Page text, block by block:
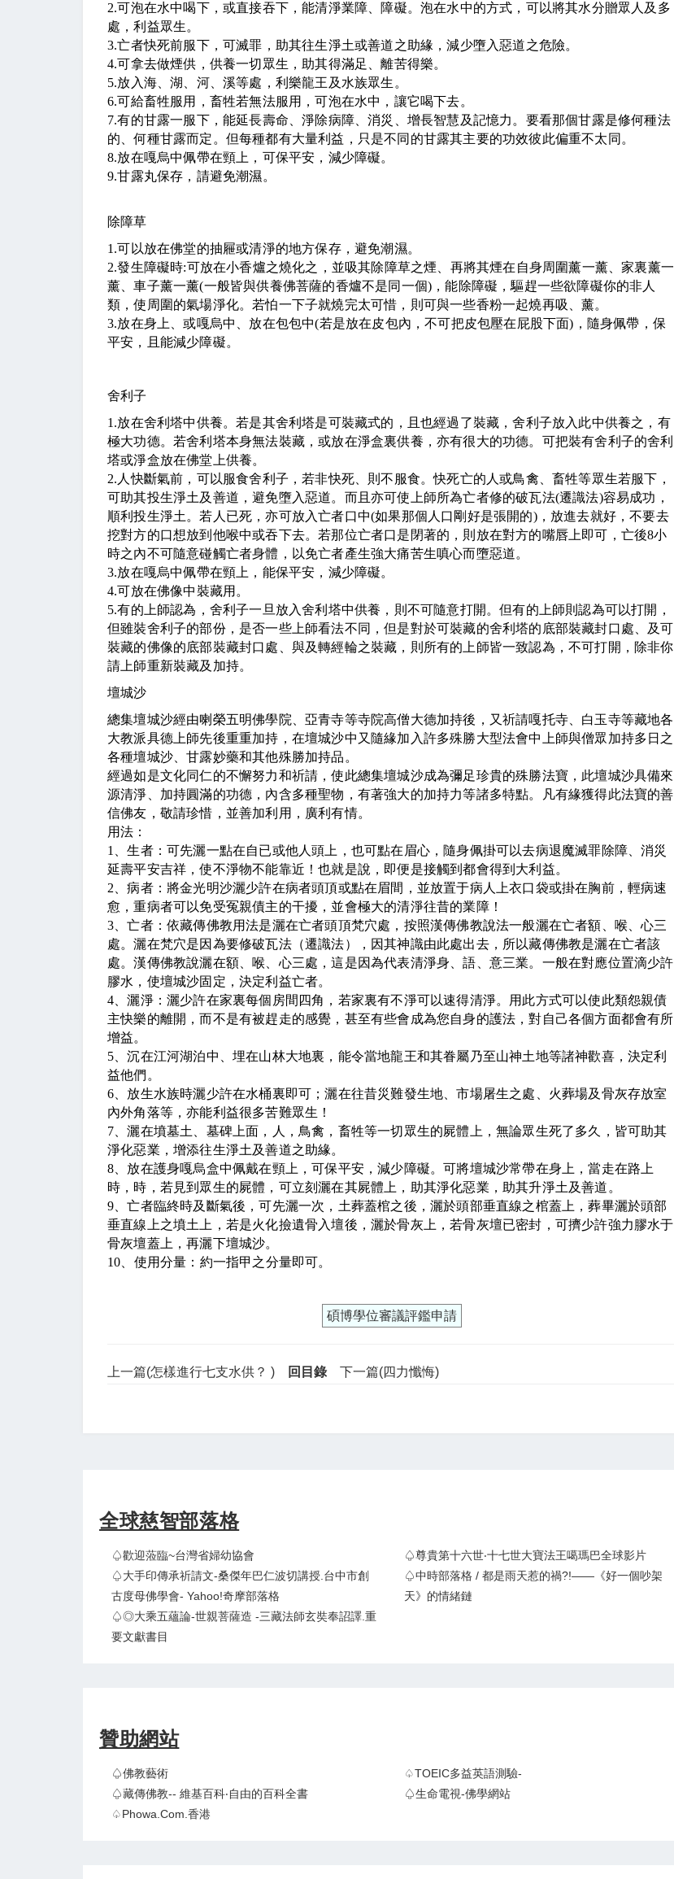
2.可泡在水中喝下，或直接吞下，能清淨業障、障礙。泡在水中的方式，可以將其水分贈眾人及多
處，利益眾生。
3.亡者快死前服下，可滅罪，助其往生淨土或善道之助緣，減少墮入惡道之危險。
4.可拿去做煙供，供養一切眾生，助其得滿足、離苦得樂。
5.放入海、湖、河、溪等處，利樂龍王及水族眾生。
6.可給畜牲服用，畜牲若無法服用，可泡在水中，讓它喝下去。
7.有的甘露一服下，能延長壽命、淨除病障、消災、增長智慧及記憶力。要看那個甘露是修何種法
的、何種甘露而定。但每種都有大量利益，只是不同的甘露其主要的功效彼此偏重不太同。
8.放在嘎烏中佩帶在頸上，可保平安，減少障礙。
9.甘露丸保存，請避免潮濕。
除障草
1.可以放在佛堂的抽屜或清淨的地方保存，避免潮濕。
2.發生障礙時:可放在小香爐之燒化之，並吸其除障草之煙、再將其煙在自身周圍薰一薰、家裏薰一
薰、車子薰一薰(一般皆與供養佛菩薩的香爐不是同一個) ，能除障礙，驅趕一些欲障礙你的非人
類，使周圍的氣場淨化。若怕一下子就燒完太可惜，則可與一些香粉一起燒再吸、薰。
3.放在身上、或嘎烏中、放在包包中(若是放在皮包內，不可把皮包壓在屁股下面) ，隨身佩帶，保
平安，且能減少障礙。
舍利子
1.放在舍利塔中供養。若是其舍利塔是可裝藏式的，且也經過了裝藏，舍利子放入此中供養之，有
極大功德。若舍利塔本身無法裝藏，或放在淨盒裏供養，亦有很大的功德。可把裝有舍利子的舍利
塔或淨盒放在佛堂上供養。
2. 人快斷氣前，可以服食舍利子，若非快死、則不服食。快死亡的人或鳥禽、畜牲等眾生若服下，
可助其投生淨土及善道，避免墮入惡道。而且亦可使上師所為亡者修的破瓦法(遷識法)容易成功，
順利投生淨土。若人已死，亦可放入亡者口中(如果那個人口剛好是張開的)，放進去就好，不要去
挖對方的口想放到他喉中或吞下去。若那位亡者口是閉著的，則放在對方的嘴唇上即可，亡後8小
時之內不可隨意碰觸亡者身體，以免亡者產生強大痛苦生嗔心而墮惡道。
3.放在嘎烏中佩帶在頸上，能保平安，減少障礙。
4.可放在佛像中裝藏用。
5.有的上師認為，舍利子一旦放入舍利塔中供養，則不可隨意打開。但有的上師則認為可以打開，
但雖裝舍利子的部份，是否一些上師看法不同，但是對於可裝藏的舍利塔的底部裝藏封口處、及可
裝藏的佛像的底部裝藏封口處、與及轉經輪之裝藏，則所有的上師皆一致認為，不可打開，除非你
請上師重新裝藏及加持。
壇城沙
總集壇城沙經由喇榮五明佛學院、亞青寺等寺院高僧大德加持後，又祈請嘎托寺、白玉寺等藏地各
大教派具德上師先後重重加持，在壇城沙中又隨緣加入許多殊勝大型法會中上師與僧眾加持多日之
各種壇城沙、甘露妙藥和其他殊勝加持品。
經過如是文化同仁的不懈努力和祈請，使此總集壇城沙成為彌足珍貴的殊勝法寶，此壇城沙具備來
源清淨、加持圓滿的功德，內含多種聖物，有著強大的加持力等諸多特點。凡有緣獲得此法寶的善
信佛友，敬請珍惜，並善加利用，廣利有情。
用法：
1
、生者：可先灑一點在自已或他人頭上，也可點在眉心，隨身佩掛可以去病退魔滅罪除障、消災
延壽平安吉祥，使不淨物不能靠近！也就是說，即便是接觸到都會得到大利益。
2 、病者：將金光明沙灑少許在病者頭頂或點在眉間，並放置于病人上衣口袋或掛在胸前，輕病速
愈，重病者可以免受冤親債主的干擾，並會極大的清淨往昔的業障！
3 、亡者：依藏傳佛教用法是灑在亡者頭頂梵穴處，按照漢傳佛教說法一般灑在亡者額、喉、心三
處。灑在梵穴是因為要修破瓦法（遷識法），因其神識由此處出去，所以藏傳佛教是灑在亡者該
處。漢傳佛教說灑在額、喉、心三處，這是因為代表清淨身、語、意三業。一般在對應位置滴少許
膠水，使壇城沙固定，決定利益亡者。
4 、灑淨：灑少許在家裏每個房間四角，若家裏有不淨可以速得清淨。用此方式可以使此類怨親債
主快樂的離開，而不是有被趕走的感覺，甚至有些會成為您自身的護法，對自己各個方面都會有所
增益。
5 、沉在江河湖泊中、埋在山林大地裏，能令當地龍王和其眷屬乃至山神土地等諸神歡喜，決定利
益他們。
6 、放生水族時灑少許在水桶裏即可；灑在往昔災難發生地、市場屠生之處、火葬場及骨灰存放室
內外角落等，亦能利益很多苦難眾生！
7 、灑在墳墓土、墓碑上面，人，鳥禽，畜牲等一切眾生的屍體上，無論眾生死了多久，皆可助其
淨化惡業，增添往生淨土及善道之助緣。
8 、放在護身嘎烏盒中佩戴在頸上，可保平安，減少障礙。可將壇城沙常帶在身上，當走在路上
時，時，若見到眾生的屍體，可立刻灑在其屍體上，助其淨化惡業，助其升淨土及善道。
9 、亡者臨終時及斷氣後，可先灑一次，土葬蓋棺之後，灑於頭部垂直線之棺蓋上，葬畢灑於頭部
垂直線上之墳土上，若是火化撿遺骨入壇後，灑於骨灰上，若骨灰壇已密封，可擠少許強力膠水于
骨灰壇蓋上，再灑下壇城沙。
10 、使用分量：約一指甲之分量即可。
碩博學位審議評鑑申請
上一篇(怎樣進行七支水供？ ) 回目錄 下一篇(四力懺悔)
全球慈智部落格
♤歡迎蒞臨~台灣省婦幼協會
♤尊貴第十六世‧十七世大寶法王噶瑪巴全球影片
♤大手印傳承祈請文-桑傑年巴仁波切講授.台中市創
古度母佛學會- Yahoo!奇摩部落格
♤中時部落格 / 都是雨天惹的禍?!——《好一個吵架
天》的情緒鏈
♤◎大乘五蘊論-世親菩薩造 -三藏法師玄奘奉詔譯.重
要文獻書目
贊助網站
♤佛教藝術
♤TOEIC多益英語測驗-
♤藏傳佛教-- 維基百科‧自由的百科全書
♤生命電視-佛學網站
♤Phowa.com.香港